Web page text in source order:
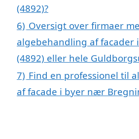
(4892)?
6) Oversigt over firmaer
algebehandling af facader
(4892) eller hele
7) Find en professionel til
af facade i byer nær